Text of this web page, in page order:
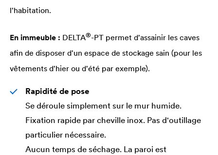
l'habitation.
En immeuble : DELTA®-PT permet d'assainir les caves
afin de disposer d'un espace de stockage sain (pour les
vêtements d'hier ou d'été par exemple).
Rapidité de pose
Se déroule simplement sur le mur humide.
Fixation rapide par cheville inox. Pas d'outillage
particulier nécessaire.
Aucun temps de séchage. La paroi est